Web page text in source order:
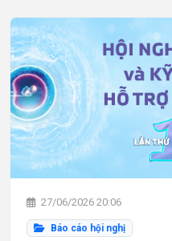
27/06/2026 20:06
Báo cáo hội nghị